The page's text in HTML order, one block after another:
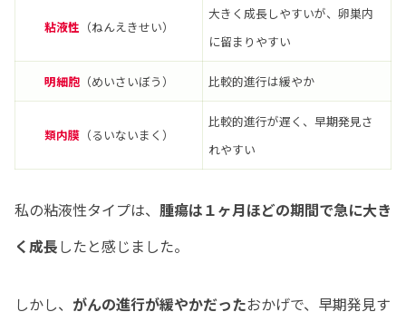
粘液性 （ねんえきせい）
大きく成長しやすいが、卵巣内
に留まりやすい
明細胞（めいさいぼう） 比較的進行は緩やか
類内膜（るいないまく）
比較的進行が遅く、早期発見さ
れやすい
私の粘液性タイプは、 腫瘍は１ヶ月ほどの期間で急に大き
く成長 したと感じました。
しかし、 がんの進行が緩やかだったおかげで、早期発見す